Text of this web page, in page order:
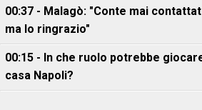
00:37 - Malagò: "Conte mai
ma lo ringrazio"
00:15 - In che ruolo potrebbe
casa Napoli?